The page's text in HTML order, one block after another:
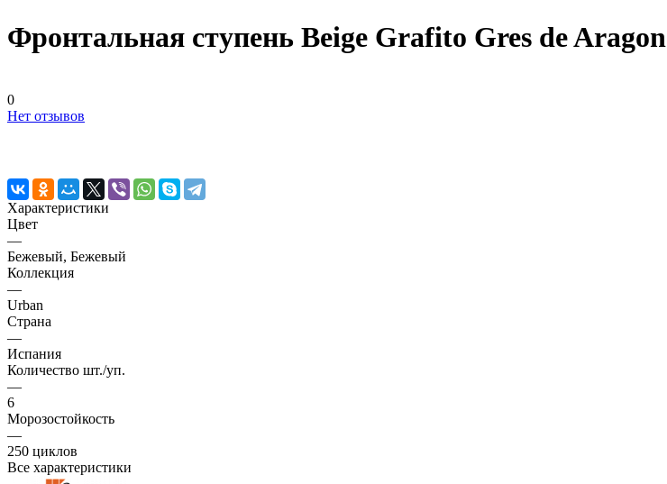
Фронтальная ступень Beige Grafito Gres de Aragon
0
Нет отзывов
Характеристики
Цвет
—
Бежевый, Бежевый
Коллекция
—
Urban
Страна
—
Испания
Количество шт./уп.
—
6
Морозостойкость
—
250 циклов
Все характеристики